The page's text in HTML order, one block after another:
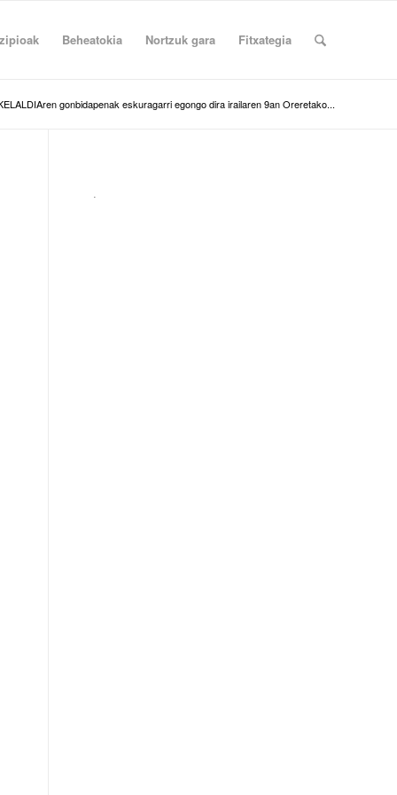
Beheatokia Nortzuk gara Fitxategia
gonbidapenak eskuragarri egongo dira irailaren 9an Oreretako...
.